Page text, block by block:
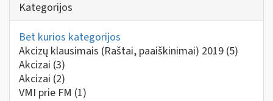
Kategorijos
Bet kurios kategorijos
Akcizų klausimais (Raštai, paaiškinimai) 2019 (5)
Akcizai (3)
Akcizai (2)
VMI prie FM (1)